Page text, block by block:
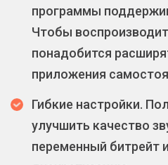
программы
Чтобы
понадобится
приложения
Гибкие настройки.
улучшить качество
переменный битрейт